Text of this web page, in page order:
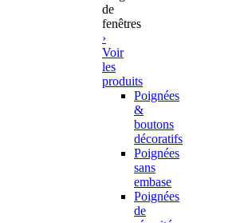
de
fenêtres
›
Voir
les
produits
Poignées
&
boutons
décoratifs
Poignées
sans
embase
Poignées
de